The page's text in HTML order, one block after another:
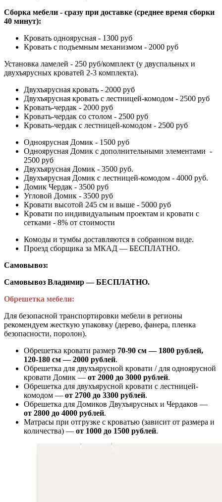
Сборка мебели - сразу при доставке (среднее время сборки
40 минут):
Кровать одноярусная - 1300 руб
Кровать с подъемным механизмом - 2000 руб
Установка ламелей - 250 руб/комплект (у двуспальных и
двухъярусных кроватей 2-3 комплекта).
Двухъярусная кровать - 2000 руб
Двухъярусная кровать с лестницей-комодом - 2500 руб
Кровать-чердак - 2000 руб
Кровать-чердак со столом - 2500 руб
Кровать-чердак с лестницей-комодом - 2500 руб
Одноярусная Домик - 1500 руб
Одноярусная Домик с дополнительными элементами -
2500 руб
Двухъярусная Домик - 3500 руб.
Двухъярусная Домик с лестницей-комодом - 4000 руб.
Домик Чердак - 3500 руб
Угловой Домик - 3500 руб
Кровати высотой 245 см и выше - 5000 руб
Кровати по индивидуальным проектам и кровати с
сетками - 8% от стоимости
Комоды и тумбы доставляются в собранном виде.
Проезд сборщика за МКАД — БЕСПЛАТНО.
Самовывоз:
Самовывоз Владимир — БЕСПЛАТНО.
Обрешетка мебели:
Для безопасной транспортировки мебели в регионы
рекомендуем жесткую упаковку (дерево, фанера, пленка
безопасности, поролон).
Обрешетка кровати размер 70-90 см — 1800 рублей,
120-180 см — 2000 рублей.
Обрешетка для двухъярусной кровати / для одноярусной
кровати Домик — от 2000 до 3000 рублей.
Обрешетка для двухъярусной кровати с лестницей-
комодом — от 2700 до 3300 рублей.
Обрешетка для Домиков Двухъярусных и Чердаков —
от 2800 до 4000 рублей.
Матрасы при отгрузке с кроватью (зависит от размера и
количества) — от 1000 до 1500 рублей.